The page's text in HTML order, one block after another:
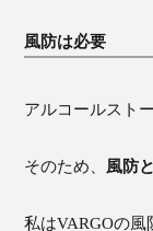
風防は必要
アルコールスト
そのため、 風防
私はVARGOの